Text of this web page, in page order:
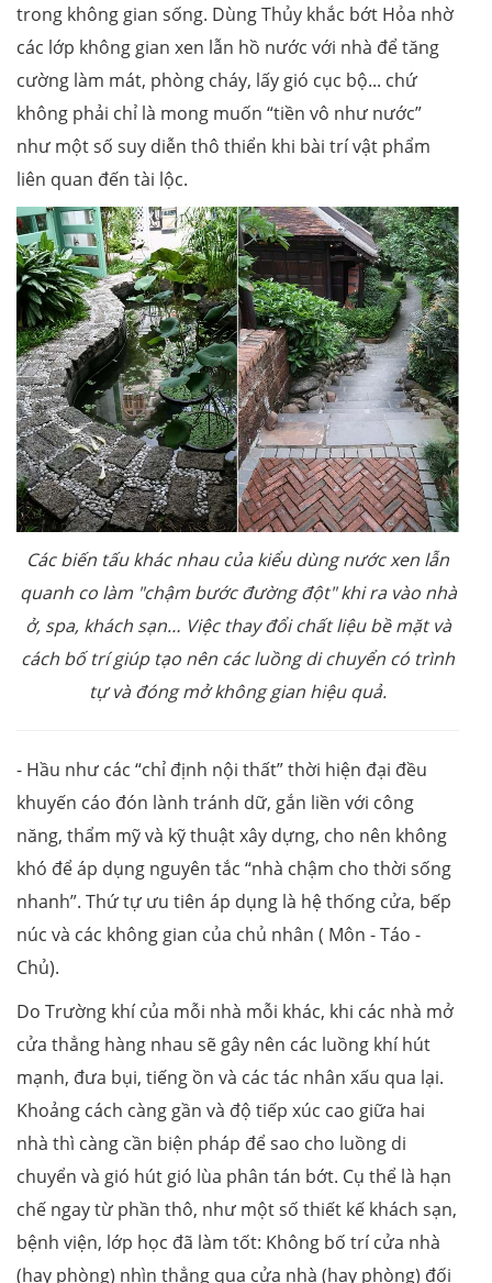
trong không gian sống. Dùng Thủy khắc bớt Hỏa nhờ
các lớp không gian xen lẫn hồ nước với nhà để tăng
cường làm mát, phòng cháy, lấy gió cục bộ... chứ
không phải chỉ là mong muốn “tiền vô như nước”
như một số suy diễn thô thiển khi bài trí vật phẩm
liên quan đến tài lộc.
Các biến tấu khác nhau của kiểu dùng nước xen lẫn
quanh co làm "chậm bước đường đột" khi ra vào nhà
ở, spa, khách sạn… Việc thay đổi chất liệu bề mặt và
cách bố trí giúp tạo nên các luồng di chuyển có trình
tự và đóng mở không gian hiệu quả.
- Hầu như các “chỉ định nội thất” thời hiện đại đều
khuyến cáo đón lành tránh dữ, gắn liền với công
năng, thẩm mỹ và kỹ thuật xây dựng, cho nên không
khó để áp dụng nguyên tắc “nhà chậm cho thời sống
nhanh”. Thứ tự ưu tiên áp dụng là hệ thống cửa, bếp
núc và các không gian của chủ nhân ( Môn - Táo -
Chủ).
Do Trường khí của mỗi nhà mỗi khác, khi các nhà mở
cửa thẳng hàng nhau sẽ gây nên các luồng khí hút
mạnh, đưa bụi, tiếng ồn và các tác nhân xấu qua lại.
Khoảng cách càng gần và độ tiếp xúc cao giữa hai
nhà thì càng cần biện pháp để sao cho luồng di
chuyển và gió hút gió lùa phân tán bớt. Cụ thể là hạn
chế ngay từ phần thô, như một số thiết kế khách sạn,
bệnh viện, lớp học đã làm tốt: Không bố trí cửa nhà
(hay phòng) nhìn thẳng qua cửa nhà (hay phòng) đối